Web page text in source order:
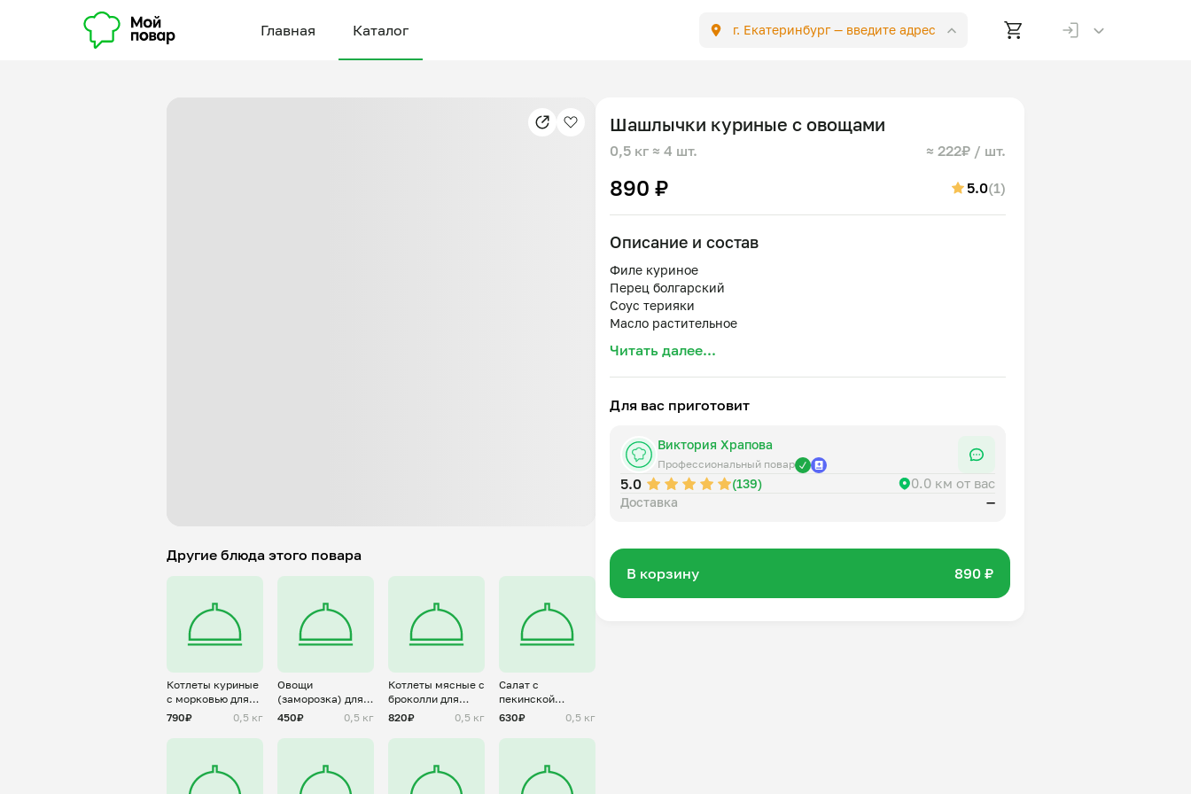
Главная Каталог г. Екатеринбург — введите адрес
Другие блюда этого повара
Котлеты куриные
с морковью для
Алены(
790₽ 0,5 кг
Овощи
(заморозка) для
Алены
450₽ 0,5 кг
Котлеты мясные с
броколли для
Алены(заморозка)
820₽ 0,5 кг
Салат с
пекинской
капустой и
630₽ 0,5 кг
Шашлычки куриные с овощами
0,5 кг ≈ 4 шт. ≈ 222₽ / шт.
890 ₽ 5.0(1)
Описание и состав
Филе куриное
Перец болгарский
Соус терияки
Масло растительное
Специи
Читать далее...
Для вас приготовит
Виктория Храпова
Профессиональный повар
5.0 (139) 0.0 км от вас
Доставка —
В корзину 890 ₽